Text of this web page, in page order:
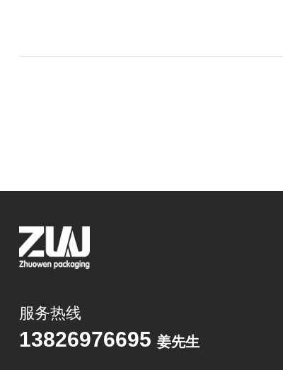
服务热线
13826976695 姜先生